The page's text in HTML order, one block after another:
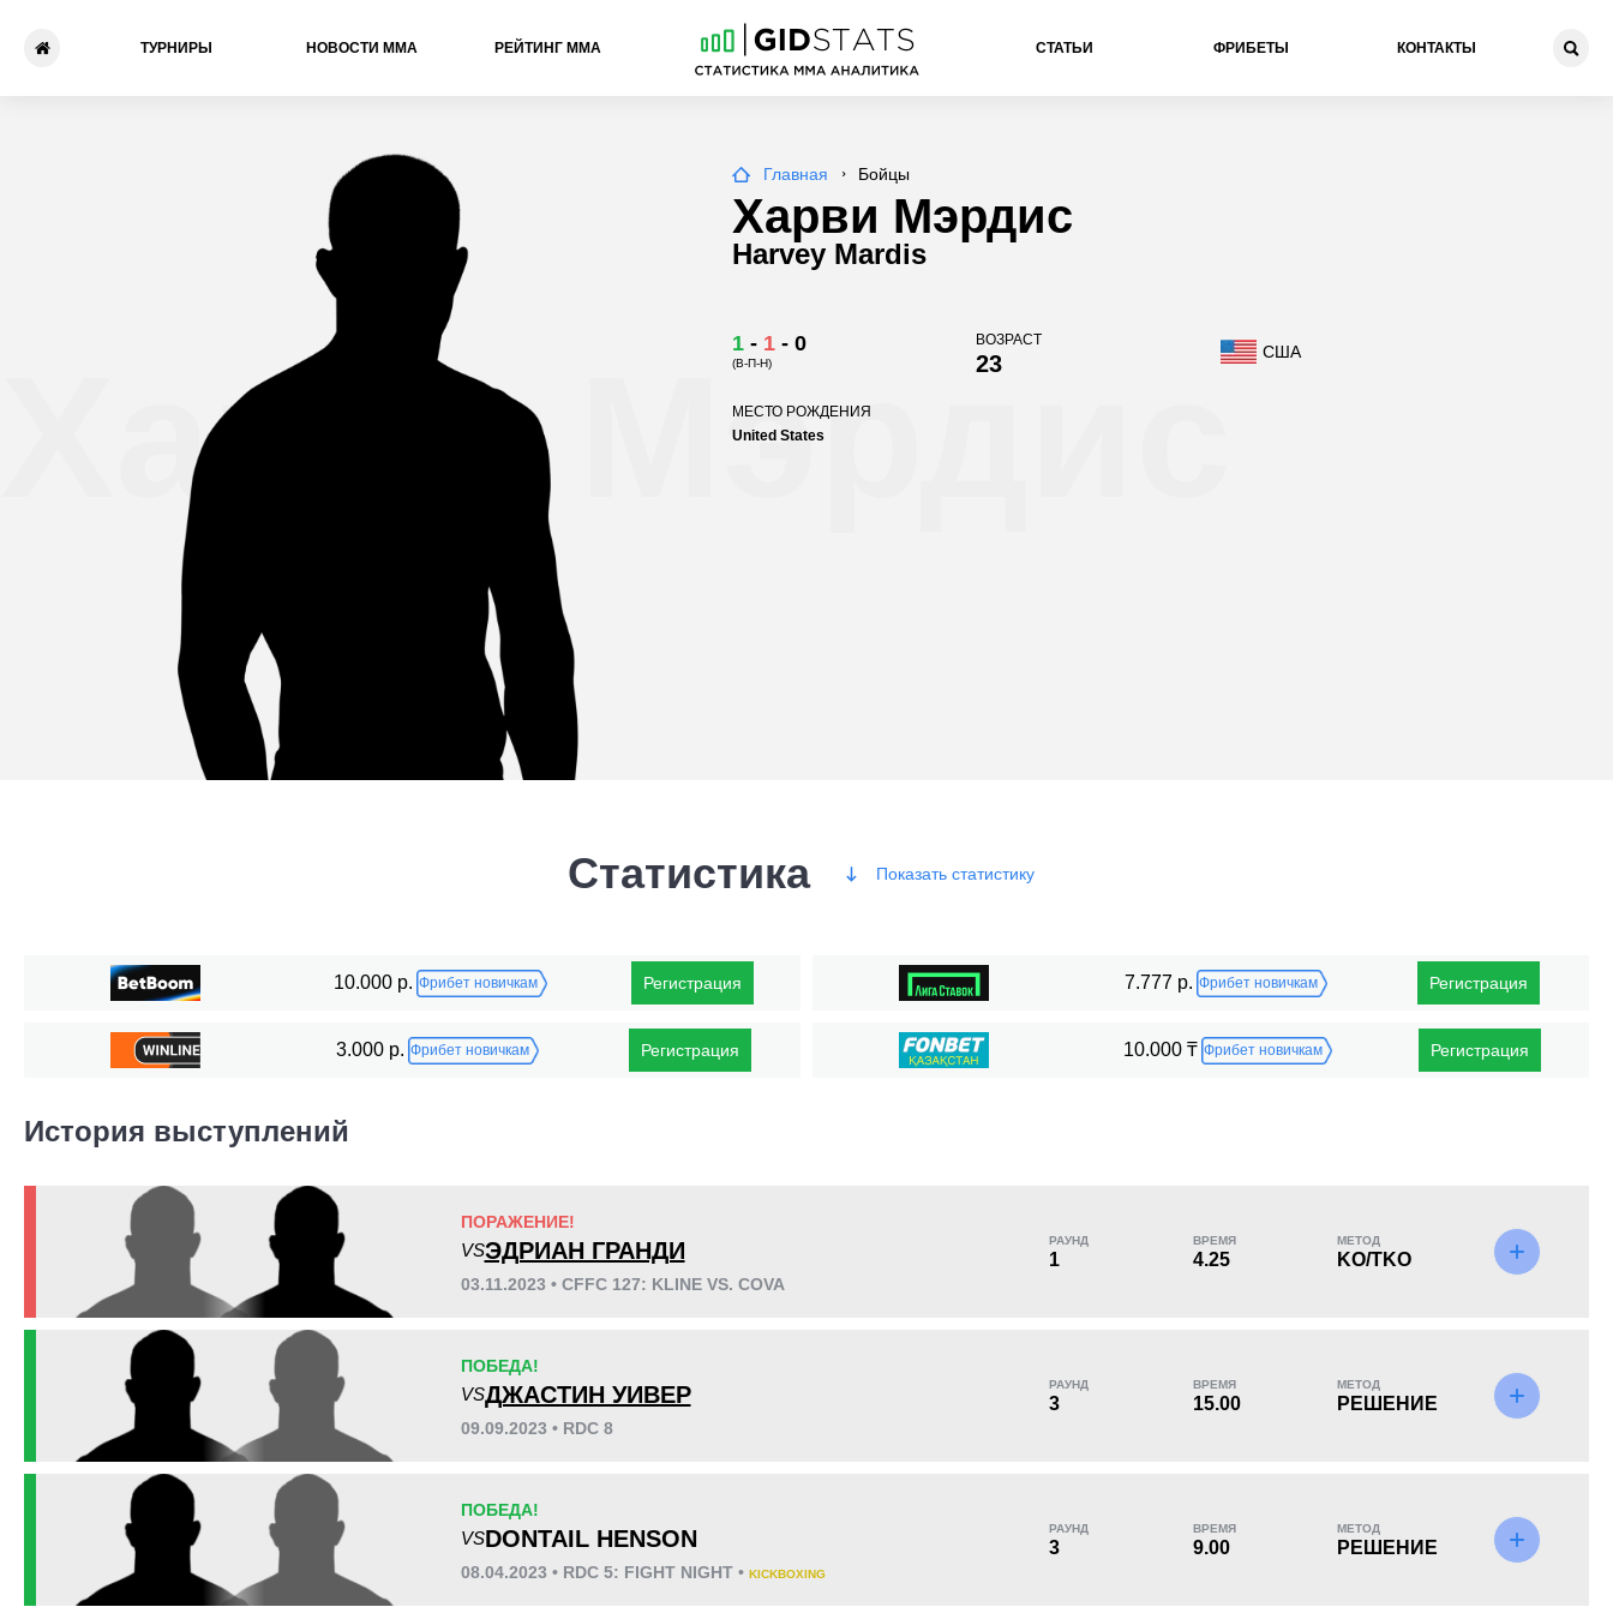
ТУРНИРЫ НОВОСТИ ММА РЕЙТИНГ ММА СТАТЬИ ФРИБЕТЫ КОНТАКТЫ
Харви Мэрдис
Главная Бойцы
Харви Мэрдис
Harvey Mardis
1 - 1 - 0
(В-П-Н)
ВОЗРАСТ
23 США
МЕСТО РОЖДЕНИЯ
United States
Статистика Показатьстатистику
Поражения
(100%)
0
Среднее время боя
Статистика боев по организациям
Организация
Cage Fury
1
10.000 р. Фрибет новичкам Регистрация 7.777 р. Фрибет новичкам Регистрация
3.000 р. Фрибет новичкам Регистрация 10.000 ₸ Фрибет новичкам Регистрация
История выступлений
ПОРАЖЕНИЕ!
VSЭДРИАН ГРАНДИ
03.11.2023 • CFFC 127: KLINE VS. COVA
РАУНД
1
ВРЕМЯ
4.25
МЕТОД
KO/TKO
ПОБЕДА!
VSДЖАСТИН УИВЕР
09.09.2023 • RDC 8
РАУНД
3
ВРЕМЯ
15.00
МЕТОД
РЕШЕНИЕ
ПОБЕДА!
VSDONTAIL HENSON
08.04.2023 • RDC 5: FIGHT NIGHT • KICKBOXING
РАУНД
3
ВРЕМЯ
9.00
МЕТОД
РЕШЕНИЕ